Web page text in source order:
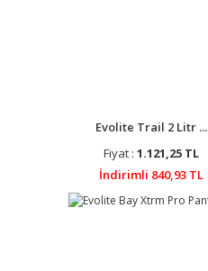
Evolite Trail 2 Litr ...
Fiyat : 1.121,25 TL
İndirimli 840,93 TL